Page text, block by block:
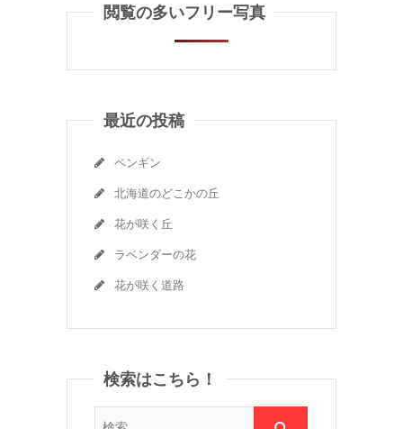
閲覧の多いフリー写真
最近の投稿
ペンギン
北海道のどこかの丘
花が咲く丘
ラベンダーの花
花が咲く道路
検索はこちら！